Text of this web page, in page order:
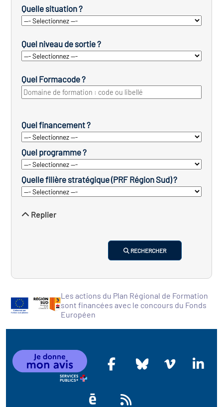
Quelle situation ?
Quel niveau de sortie ?
Quel Formacode ?
Quel financement ?
Quel programme ?
Quelle filière stratégique (PRF Région Sud) ?
Replier
RECHERCHER
Les actions du Plan Régional de Formation
sont financées avec le concours du Fonds
Européen